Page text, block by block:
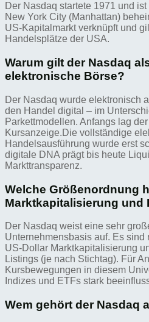
Der Nasdaq startete 1971 und
New York City (Manhattan)
US-Kapitalmarkt verknüpft und
Handelsplätze der USA.
Warum gilt der Nasdaq
elektronische Börse?
Der Nasdaq wurde elektronisch
den Handel digital – im
Parkettmodellen. Anfangs lag
Kursanzeige.Die vollständige
Handelsausführung wurde erst
digitale DNA prägt bis heute
Markttransparenz.
Welche Größenordnung
Marktkapitalisierung und
Der Nasdaq weist eine sehr
Unternehmensbasis auf. Es sind
US‑Dollar Marktkapitalisierung
Listings (je nach Stichtag). Für
Kursbewegungen in diesem
Indizes und ETFs stark
Wem gehört der Nasdaq